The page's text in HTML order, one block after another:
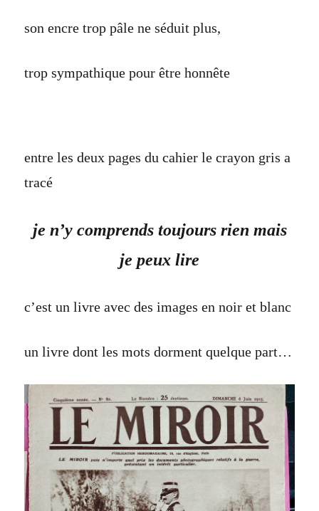
son encre trop pâle ne séduit plus,
trop sympathique pour être honnête
entre les deux pages du cahier le crayon gris a
tracé
je n’y comprends toujours rien mais
je peux lire
c’est un livre avec des images en noir et blanc
un livre dont les mots dorment quelque part…